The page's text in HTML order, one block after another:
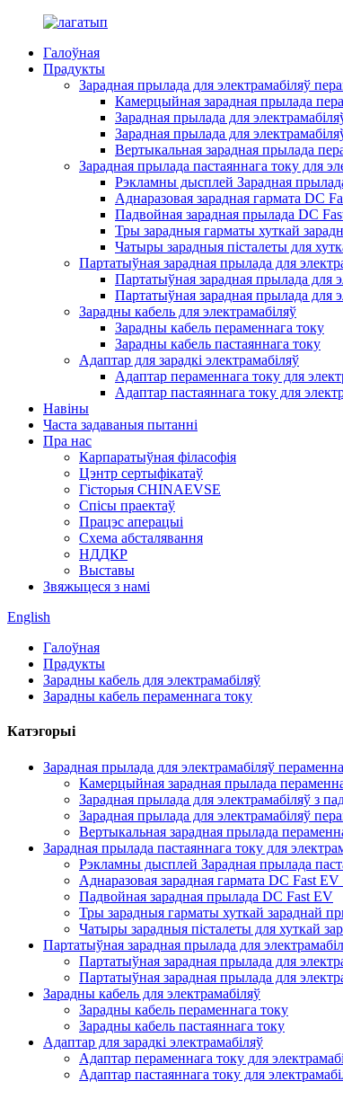
Галоўная
Прадукты
Зарадная прылада для электрамабіляў
Камерцыйная зарадная прылада
Зарадная прылада для
Зарадная прылада для
Вертыкальная зарадная прылада
Зарадная прылада пастаяннага току для
Рэкламны дысплей Зарадная
Аднаразовая зарадная гармата DC
Падвойная зарадная прылада DC
Тры зарадныя гарматы хуткай
Чатыры зарадныя пісталеты для
Партатыўная зарадная прылада для
Партатыўная зарадная прылада для
Партатыўная зарадная прылада для
Зарадны кабель для электрамабіляў
Зарадны кабель пераменнага току
Зарадны кабель пастаяннага току
Адаптар для зарадкі электрамабіляў
Адаптар пераменнага току для
Адаптар пастаяннага току для
Навіны
Часта задаваныя пытанні
Пра нас
Карпаратыўная філасофія
Цэнтр сертыфікатаў
Гісторыя CHINAEVSE
Спісы праектаў
Працэс аперацыі
Схема абсталявання
НДДКР
Выставы
Звяжыцеся з намі
English
Галоўная
Прадукты
Зарадны кабель для электрамабіляў
Зарадны кабель пераменнага току
Катэгорыі
Зарадная прылада для электрамабіляў
Камерцыйная зарадная прылада
Зарадная прылада для электрамабіляў з
Зарадная прылада для электрамабіляў
Вертыкальная зарадная прылада
Зарадная прылада пастаяннага току для
Рэкламны дысплей Зарадная прылада
Аднаразовая зарадная гармата DC Fast
Падвойная зарадная прылада DC Fast EV
Тры зарадныя гарматы хуткай зараднай
Чатыры зарадныя пісталеты для хуткай
Партатыўная зарадная прылада для
Партатыўная зарадная прылада для
Партатыўная зарадная прылада для
Зарадны кабель для электрамабіляў
Зарадны кабель пераменнага току
Зарадны кабель пастаяннага току
Адаптар для зарадкі электрамабіляў
Адаптар пераменнага току для
Адаптар пастаяннага току для